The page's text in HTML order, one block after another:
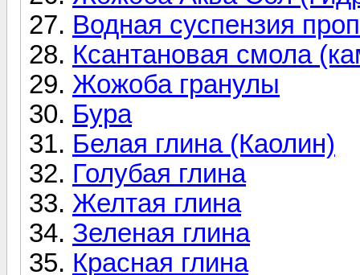
Водная суспензия
Ксантановая смола
Жожоба гранулы
Бура
Белая глина (Каолин)
Голубая глина
Желтая глина
Зеленая глина
Красная глина